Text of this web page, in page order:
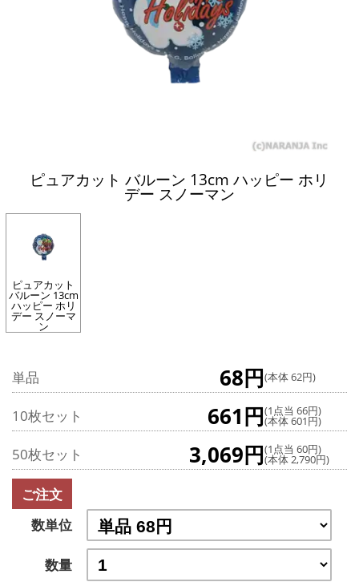
ピュアカット バルーン 13cm ハッピー ホリ
デー スノーマン
ピュアカット
バルーン 13cm
ハッピー ホリ
デー スノーマ
ン
単品 68円(本体 62円)
10枚セット 661円(1点当 66円)
(本体 601円)
50枚セット 3,069円(1点当 60円)
(本体 2,790円)
ご注文
数単位
数量